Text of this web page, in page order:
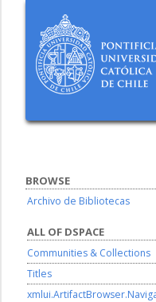
BROWSE
Archivo de Bibliotecas
ALL OF DSPACE
Communities & Collections
Titles